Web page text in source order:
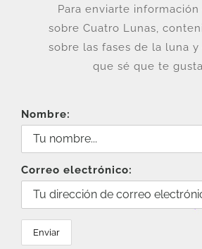
Para enviarte
sobre Cuatro Lunas,
sobre las fases de la luna
que sé que te
Nombre:
Correo electrónico: